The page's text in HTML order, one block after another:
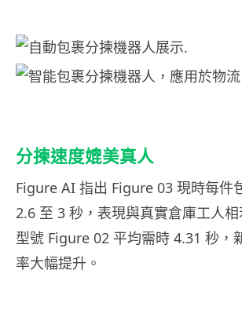
分揀速度媲美真人
Figure AI 指出 Figure 03 現時每件
2.6 至 3 秒，表現與真實倉庫工人
型號 Figure 02 平均需時 4.31 秒，
率大幅提升。